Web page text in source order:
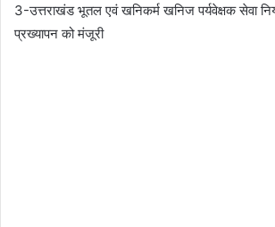
3-उत्तराखंड भूतल एवं खनिकर्म खनिज पर्यवेक्षक सेवा
प्रख्यापन को मंजूरी